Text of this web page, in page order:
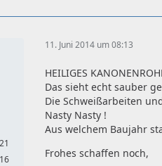
21
11. Juni 2014 um 08:13
HEILIGES
Das sieht echt sauber
Die Schweißarbeiten
Nasty Nasty !
Aus welchem Baujahr
Frohes schaffen noch,